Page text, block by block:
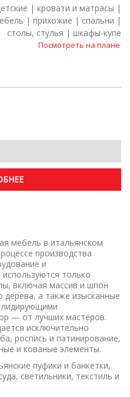
| кровати и матрасы |
| прихожие | спальни |
столы, стулья | шкафы-купе
Посмотреть на плане
мебель в итальянском
производства
и
только
включая массив и шпон
дерева, а также изысканные
лидирующими
— от лучших мастеров.
исключительно
роспись и патинирование,
и кованые элементы.
пуфики и банкетки,
светильники, текстиль и